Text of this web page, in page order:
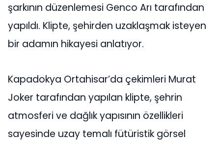
şarkının düzenlemesi Genco Arı tarafından
yapıldı. Klipte, şehirden uzaklaşmak isteyen
bir adamın hikayesi anlatıyor.
Kapadokya Ortahisar’da çekimleri Murat
Joker tarafından yapılan klipte, şehrin
atmosferi ve dağlık yapısının özellikleri
sayesinde uzay temalı fütüristik görsel